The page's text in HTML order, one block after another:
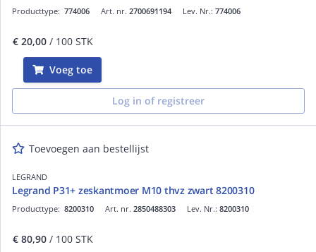
Art. nr. 2700691194
Producttype: 774006 Lev. Nr.: 774006
€ 20,00 / 100 STK
Voeg toe
Log in of registreer
Toevoegen aan bestellijst
LEGRAND
Legrand P31+ zeskantmoer M10 thvz zwart 8200310
Art. nr. 2850488303
Producttype: 8200310 Lev. Nr.: 8200310
€ 80,90 / 100 STK